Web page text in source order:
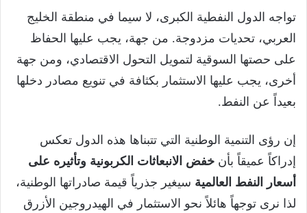
تواجه الدول النفطية الكبرى، لا سيما في منطقة الخليج
العربي، تحديات مزدوجة. من جهة، يجب عليها الحفاظ
على حصتها السوقية لتمويل التحول الاقتصادي، ومن جهة
أخرى، يجب عليها الاستثمار بكثافة في تنويع مصادر دخلها
بعيداً عن النفط.
إن رؤى التنمية الوطنية التي تتبناها هذه الدول تعكس
إدراكاً عميقاً بأن خفض الانبعاثات الكربونية وتأثيره على
أسعار النفط العالمية سيغير جذرياً قيمة صادراتها الوطنية،
لذا نرى توجهاً هائلاً نحو الاستثمار في الهيدروجين الأزرق